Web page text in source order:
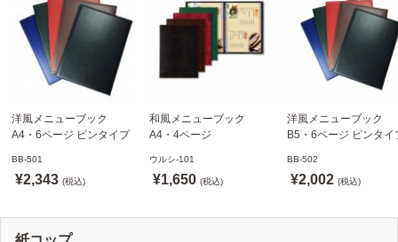
洋風メニューブック
A4・6ページ ピンタイプ
ニュー えいむ(Aim)【当日
発送可】
BB-501
¥2,343 (税込)
和風メニューブック
A4・4ページ
ウルシ-101 シンビ
(SHIMBI)【当日発送可】
ウルシ-101
¥1,650 (税込)
洋風メニューブック
B5・6ページ ピンタイ
ニュー6P えいむ(Aim)
BB-502
¥2,002 (税込)